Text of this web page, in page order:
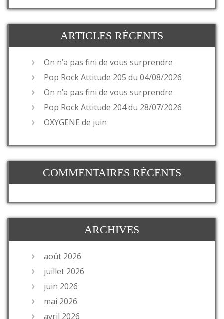
ARTICLES RÉCENTS
On n’a pas fini de vous surprendre
Pop Rock Attitude 205 du 04/08/2026
On n’a pas fini de vous surprendre
Pop Rock Attitude 204 du 28/07/2026
OXYGENE de juin
COMMENTAIRES RÉCENTS
ARCHIVES
août 2026
juillet 2026
juin 2026
mai 2026
avril 2026